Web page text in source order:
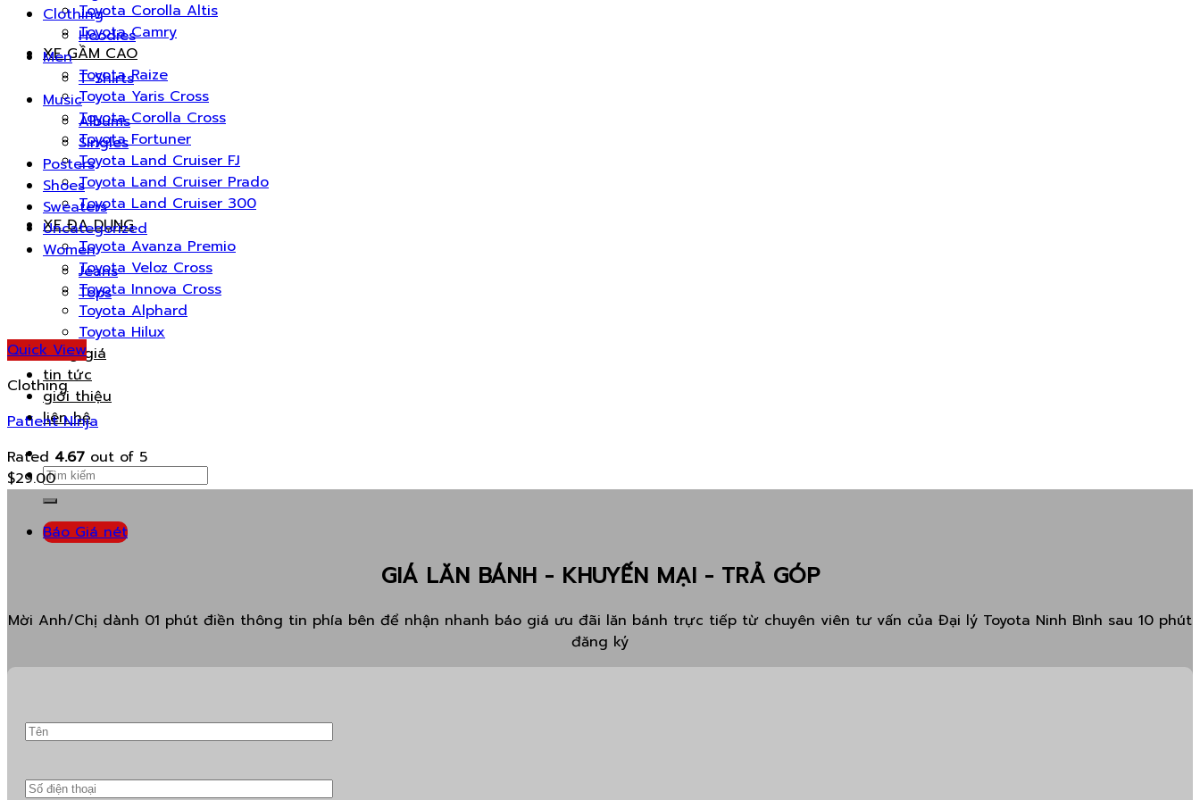
Toyota Corolla Altis
Toyota Camry
XE GẦM CAO
Toyota Raize
Toyota Yaris Cross
Toyota Corolla Cross
Toyota Fortuner
Toyota Land Cruiser FJ
Toyota Land Cruiser Prado
Toyota Land Cruiser 300
XE ĐA DỤNG
Toyota Avanza Premio
Toyota Veloz Cross
Toyota Innova Cross
Toyota Alphard
Toyota Hilux
Bảng giá
tin tức
giới thiệu
liên hệ
Search
for:
Báo Giá nét
Clothing
Hoodies
Men
T-Shirts
Music
Albums
Singles
Posters
Shoes
Sweaters
Uncategorized
Women
Jeans
Tops
Quick View
Clothing
Patient Ninja
Rated 4.67 out of 5
$29.00
GIÁ LĂN BÁNH - KHUYẾN MẠI - TRẢ GÓP
Mời Anh/Chị dành 01 phút điền thông tin phía bên để nhận nhanh báo giá ưu đãi lăn bánh trực tiếp từ chuyên viên tư vấn của Đại lý Toyota Ninh Bình sau 10 phút
đăng ký